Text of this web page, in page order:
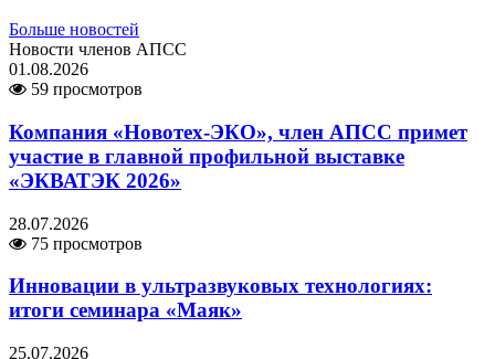
Больше новостей
Новости членов АПСС
01.08.2026
59 просмотров
Компания «Новотех-ЭКО», член АПСС примет
участие в главной профильной выставке
«ЭКВАТЭК 2026»
28.07.2026
75 просмотров
Инновации в ультразвуковых технологиях:
итоги семинара «Маяк»
25.07.2026